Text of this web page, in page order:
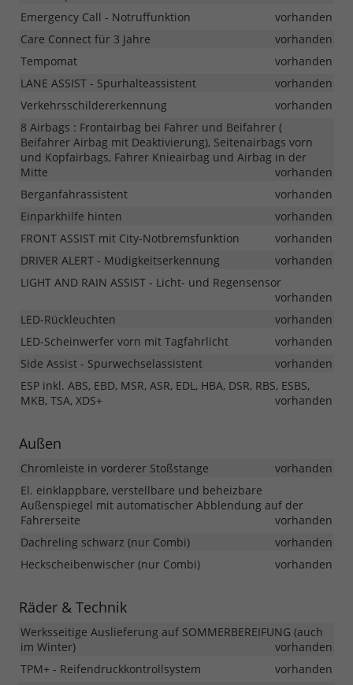
Emergency Call - Notruffunktion
vorhanden
Care Connect für 3 Jahre
vorhanden
Tempomat
vorhanden
LANE ASSIST - Spurhalteassistent
vorhanden
Verkehrsschildererkennung
vorhanden
8 Airbags : Frontairbag bei Fahrer und Beifahrer (
Beifahrer Airbag mit Deaktivierung), Seitenairbags vorn
und Kopfairbags, Fahrer Knieairbag und Airbag in der
Mitte
vorhanden
Berganfahrassistent
vorhanden
Einparkhilfe hinten
vorhanden
FRONT ASSIST mit City-Notbremsfunktion
vorhanden
DRIVER ALERT - Müdigkeitserkennung
vorhanden
LIGHT AND RAIN ASSIST - Licht- und Regensensor
vorhanden
LED-Rückleuchten
vorhanden
LED-Scheinwerfer vorn mit Tagfahrlicht
vorhanden
Side Assist - Spurwechselassistent
vorhanden
ESP inkl. ABS, EBD, MSR, ASR, EDL, HBA, DSR, RBS, ESBS,
MKB, TSA, XDS+
vorhanden
Außen
Chromleiste in vorderer Stoßstange
vorhanden
El. einklappbare, verstellbare und beheizbare
Außenspiegel mit automatischer Abblendung auf der
Fahrerseite
vorhanden
Dachreling schwarz (nur Combi)
vorhanden
Heckscheibenwischer (nur Combi)
vorhanden
Räder & Technik
Werksseitige Auslieferung auf SOMMERBEREIFUNG (auch
im Winter)
vorhanden
TPM+ - Reifendruckkontrollsystem
vorhanden